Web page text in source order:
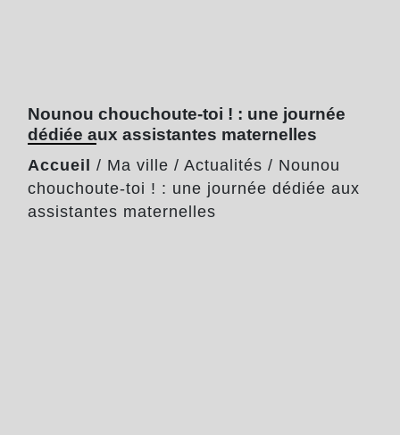
Nounou chouchoute-toi ! : une journée
dédiée aux assistantes maternelles
Accueil / Ma ville / Actualités / Nounou
chouchoute-toi ! : une journée dédiée aux
assistantes maternelles